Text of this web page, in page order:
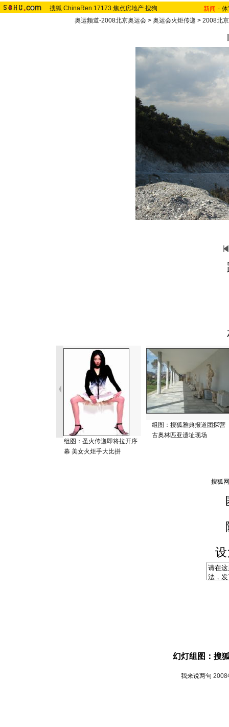
搜狐 ChinaRen 17173 焦点房地产 搜狗 新闻 -
奥运频道-2008北京奥运会 > 奥运会火炬传递 > 2008北
组图：圣火传递即将拉开序
幕 美女火炬手大比拼
组图：搜狐雅典报道团探营
古奥林匹亚遗址现场
幻灯组图：搜
我来说两句 2008